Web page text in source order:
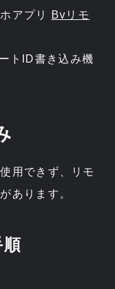
アプリ
Bvリモ
トID書き込み機
用できず、リモ
あります。